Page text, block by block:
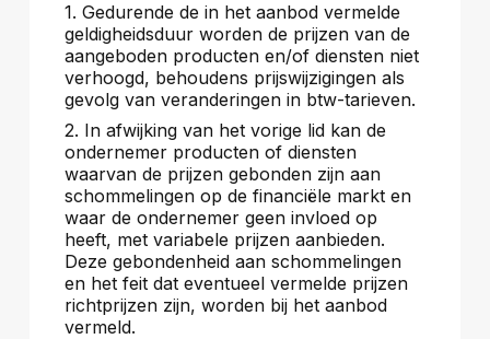
1. Gedurende de in het aanbod vermelde
geldigheidsduur worden de prijzen van de
aangeboden producten en/of diensten niet
verhoogd, behoudens prijswijzigingen als
gevolg van veranderingen in btw-tarieven.
2. In afwijking van het vorige lid kan de
ondernemer producten of diensten
waarvan de prijzen gebonden zijn aan
schommelingen op de financiële markt en
waar de ondernemer geen invloed op
heeft, met variabele prijzen aanbieden.
Deze gebondenheid aan schommelingen
en het feit dat eventueel vermelde prijzen
richtprijzen zijn, worden bij het aanbod
vermeld.